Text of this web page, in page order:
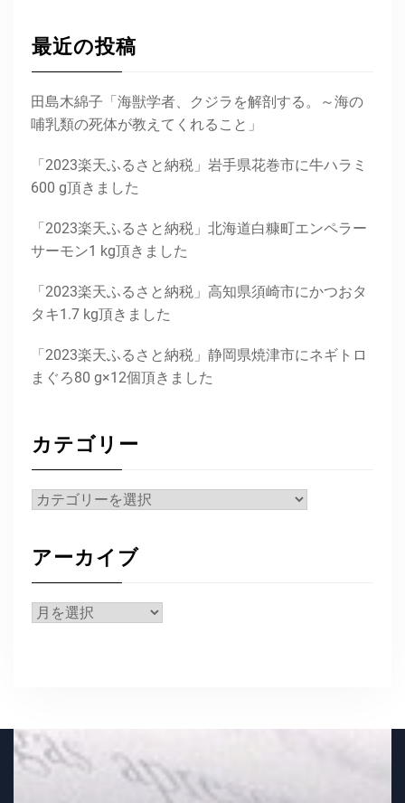
最近の投稿
田島木綿子「海獣学者、クジラを解剖する。～海の
哺乳類の死体が教えてくれること」
「2023楽天ふるさと納税」岩手県花巻市に牛ハラミ
600 g頂きました
「2023楽天ふるさと納税」北海道白糠町エンペラー
サーモン1 kg頂きました
「2023楽天ふるさと納税」高知県須崎市にかつおタ
タキ1.7 kg頂きました
「2023楽天ふるさと納税」静岡県焼津市にネギトロ
まぐろ80 g×12個頂きました
カテゴリー
カ
リ
ー
アーカイブ
ア